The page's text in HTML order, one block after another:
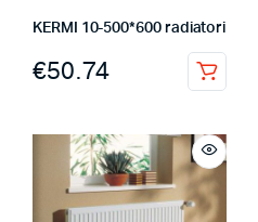
KERMI 10-500*600 radiatori
€50.74